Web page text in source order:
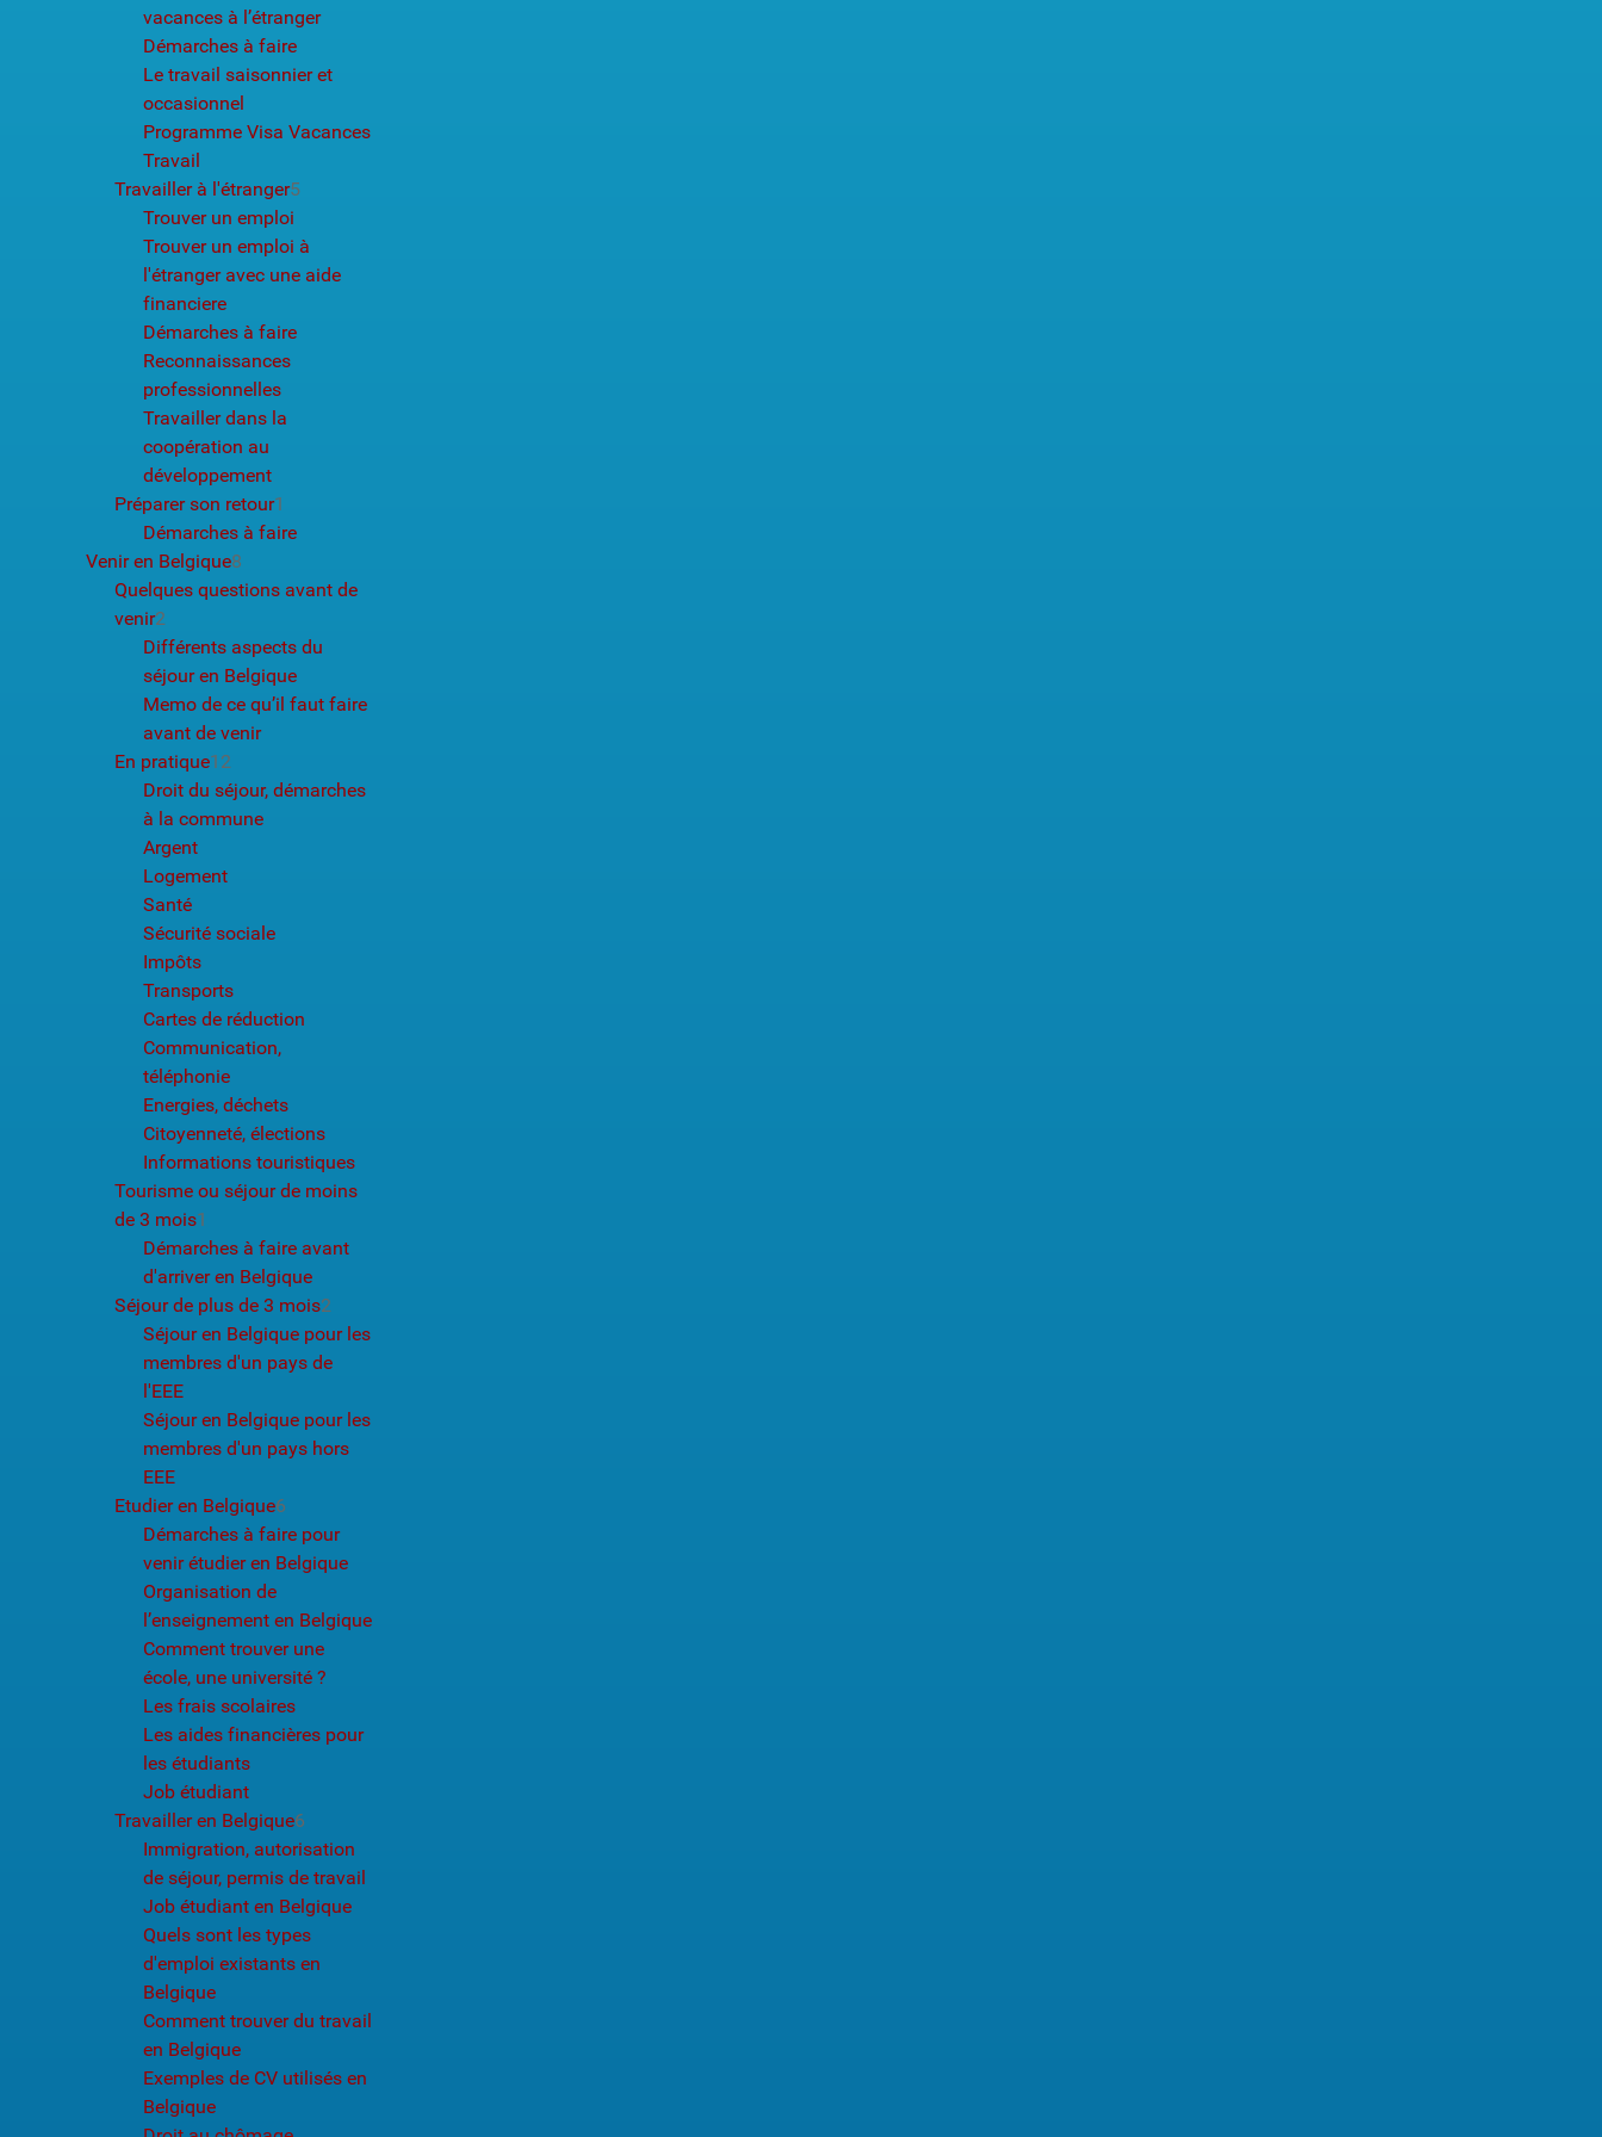
vacances à l’étranger
Démarches à faire
Le travail saisonnier et
occasionnel
Programme Visa Vacances
Travail
Travailler à l'étranger5
Trouver un emploi
Trouver un emploi à
l'étranger avec une aide
financiere
Démarches à faire
Reconnaissances
professionnelles
Travailler dans la
coopération au
développement
Préparer son retour1
Démarches à faire
Venir en Belgique8
Quelques questions avant de
venir2
Différents aspects du
séjour en Belgique
Memo de ce qu’il faut faire
avant de venir
En pratique12
Droit du séjour, démarches
à la commune
Argent
Logement
Santé
Sécurité sociale
Impôts
Transports
Cartes de réduction
Communication,
téléphonie
Energies, déchets
Citoyenneté, élections
Informations touristiques
Tourisme ou séjour de moins
de 3 mois1
Démarches à faire avant
d'arriver en Belgique
Séjour de plus de 3 mois2
Séjour en Belgique pour les
membres d'un pays de
l'EEE
Séjour en Belgique pour les
membres d'un pays hors
EEE
Etudier en Belgique6
Démarches à faire pour
venir étudier en Belgique
Organisation de
l’enseignement en Belgique
Comment trouver une
école, une université ?
Les frais scolaires
Les aides financières pour
les étudiants
Job étudiant
Travailler en Belgique6
Immigration, autorisation
de séjour, permis de travail
Job étudiant en Belgique
Quels sont les types
d'emploi existants en
Belgique
Comment trouver du travail
en Belgique
Exemples de CV utilisés en
Belgique